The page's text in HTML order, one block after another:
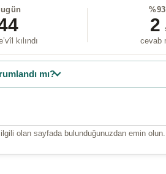
kılındı
2
cevab
mı?
olan sayfada bulunduğunuzdan emin olun.